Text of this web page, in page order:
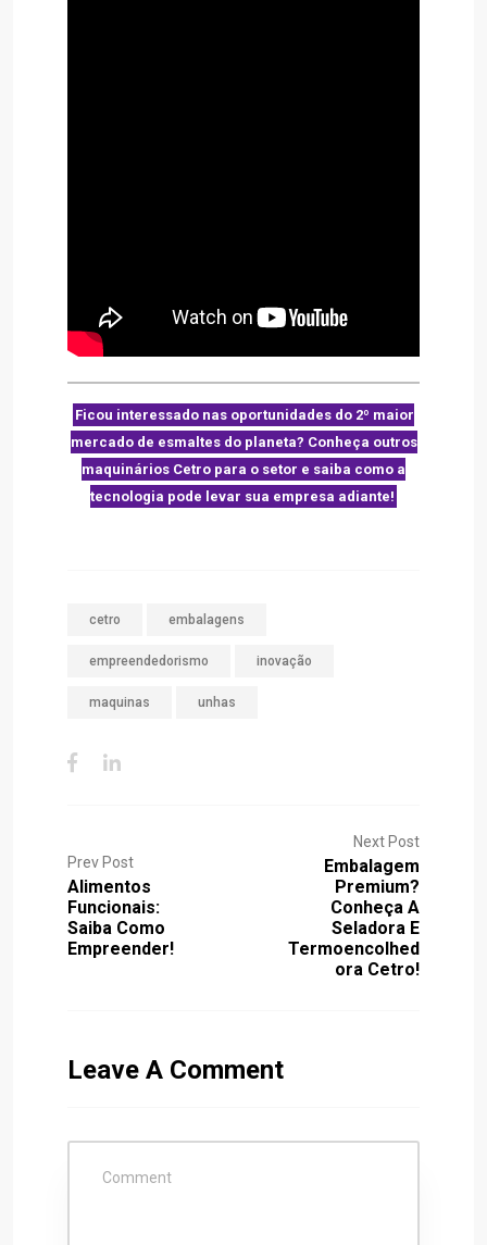
Ficou interessado nas oportunidades do 2º maior
mercado de esmaltes do planeta? Conheça outros
maquinários Cetro para o setor e saiba como a
tecnologia pode levar sua empresa adiante!
cetro embalagens
empreendedorismo inovação
maquinas unhas
Prev Post
Alimentos
Funcionais:
Saiba Como
Empreender!
Next Post
Embalagem
Premium?
Conheça A
Seladora E
Termoencolhed
Ora Cetro!
Leave A Comment